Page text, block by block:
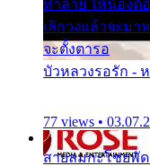
ทำลาย ให้น้องต้
เลิกวงแล้วจะม
จะตั้งตารอ
บัวหลวงรอรัก -
77 views •
สายลมกะโชยพั